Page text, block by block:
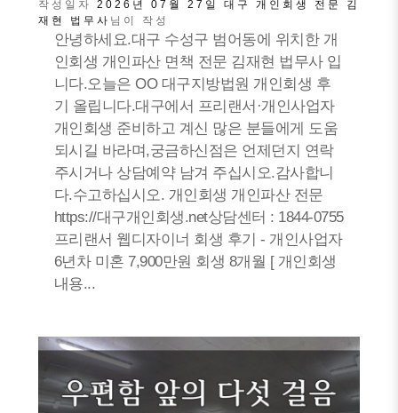
작성일자 2026년 07월 27일
대구 개인회생 전문 김
재현 법무사 님이 작성
안녕하세요.대구 수성구 범어동에 위치한 개
인회생 개인파산 면책 전문 김재현 법무사 입
니다.오늘은 OO 대구지방법원 개인회생 후
기 올립니다.대구에서 프리랜서·개인사업자
개인회생 준비하고 계신 많은 분들에게 도움
되시길 바라며,궁금하신점은 언제던지 연락
주시거나 상담예약 남겨 주십시오.감사합니
다.수고하십시오. 개인회생 개인파산 전문
https://대구개인회생.net상담센터 : 1844-0755
프리랜서 웹디자이너 회생 후기 - 개인사업자
6년차 미혼 7,900만원 회생 8개월 [ 개인회생
내용...